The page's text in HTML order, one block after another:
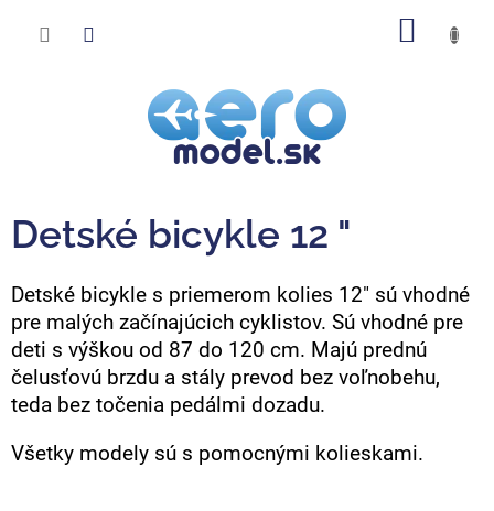
Detské bicykle 12 "
Detské bicykle s priemerom kolies 12" sú vhodné
pre malých začínajúcich cyklistov. Sú vhodné pre
deti s výškou od 87 do 120 cm. Majú prednú
čelusťovú brzdu a stály prevod bez voľnobehu,
teda bez točenia pedálmi dozadu.
Všetky modely sú s pomocnými kolieskami.